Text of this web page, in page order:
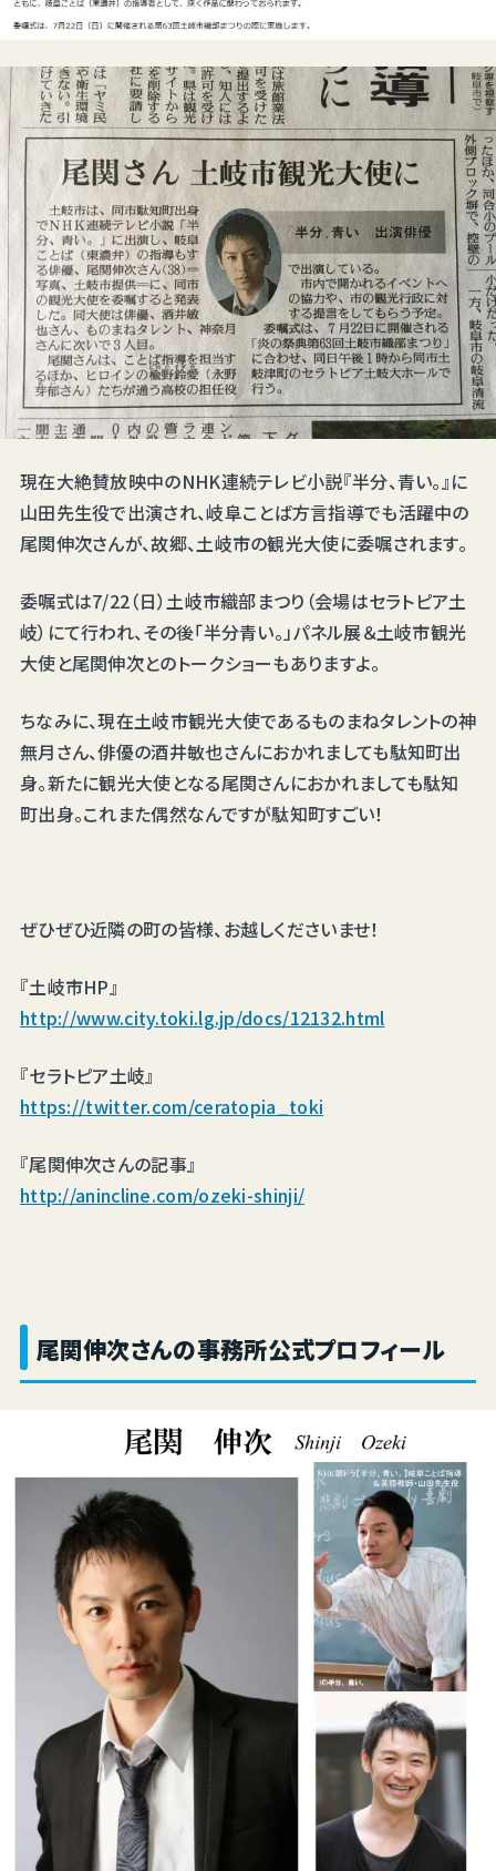
現在大絶賛放映中のNHK連続テレビ小説『半分、青い。』に
山田先生役で出演され、岐阜ことば方言指導でも活躍中の
尾関伸次さんが、故郷、土岐市の観光大使に委嘱されます。
委嘱式は7/22（日）土岐市織部まつり（会場はセラトピア土
岐）にて行われ、その後「半分青い。」パネル展＆土岐市観光
大使と尾関伸次とのトークショーもありますよ。
ちなみに、現在土岐市観光大使であるものまねタレントの神
無月さん、俳優の酒井敏也さんにおかれましても駄知町出
身。新たに観光大使となる尾関さんにおかれましても駄知
町出身。これまた偶然なんですが駄知町すごい！
ぜひぜひ近隣の町の皆様、お越しくださいませ！
『土岐市HP』
http://www.city.toki.lg.jp/docs/12132.html
『セラトピア土岐』
https://twitter.com/ceratopia_toki
『尾関伸次さんの記事』
http://anincline.com/ozeki-shinji/
尾関伸次さんの事務所公式プロフィール